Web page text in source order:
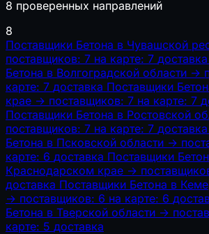
8 проверенных направлений
8
Поставщики Бетона в Чувашской
поставщиков: 7 на карте: 7 доставка
Бетона в Волгоградской области →
карте: 7 доставка Поставщики
крае → поставщиков: 7 на карте: 7
Поставщики Бетона в Ростовской
поставщиков: 7 на карте: 7 доставка
Бетона в Псковской области →
карте: 6 доставка Поставщики
Краснодарском крае →
доставка Поставщики Бетона в
→ поставщиков: 6 на карте: 6
Бетона в Тверской области →
карте: 5 доставка